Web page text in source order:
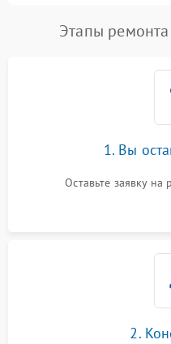
Этапы
1. Вы
Оставьте заявку
2.